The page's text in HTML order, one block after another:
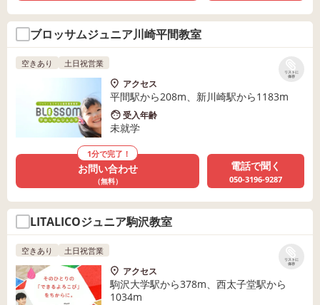
ブロッサムジュニア川崎平間教室
リストに
保存
空きあり 土日祝営業
アクセス
平間駅から208m、新川崎駅から1183m
受入年齢
未就学
1分で完了！
お問い合わせ
（無料）
電話で聞く
050-3196-9287
LITALICOジュニア駒沢教室
リストに
保存
空きあり 土日祝営業
アクセス
駒沢大学駅から378m、西太子堂駅から
1034m